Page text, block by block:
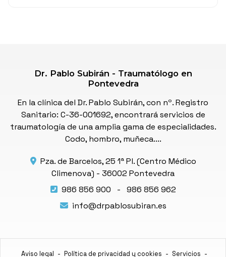
Dr. Pablo Subirán - Traumatólogo en
Pontevedra
En la clínica del Dr. Pablo Subirán, con nº. Registro
Sanitario: C-36-001692, encontrará servicios de
traumatología de una amplia gama de especialidades.
Codo, hombro, muñeca....
Pza. de Barcelos, 25 1ª Pl. (Centro Médico
Climenova) - 36002 Pontevedra
986 856 900
-
986 856 962
info@drpablosubiran.es
Aviso legal - Política de privacidad y cookies - Servicios -